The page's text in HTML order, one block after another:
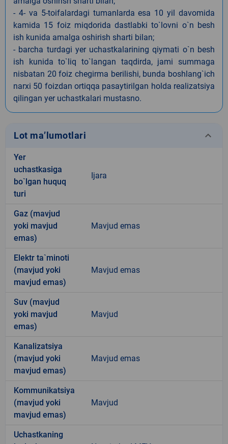
- 4- va 5-toifalardagi tumanlarda esa 10 yil davomida
kamida 15 foiz miqdorida dastlabki to`lovni o`n besh
ish kunida amalga oshirish sharti bilan;
- barcha turdagi yer uchastkalarining qiymati o`n besh
ish kunida to`liq to`langan taqdirda, jami summaga
nisbatan 20 foiz chegirma berilishi, bunda boshlang`ich
narxi 50 foizdan ortiqqa pasaytirilgan holda realizatsiya
qilingan yer uchastkalari mustasno.
Lot ma’lumotlari keyboard_arrow_down
Yer
uchastkasiga
bo`lgan huquq
turi
Ijara
Gaz (mavjud
yoki mavjud
emas)
Mavjud emas
Elektr ta`minoti
(mavjud yoki
mavjud emas)
Mavjud emas
Suv (mavjud
yoki mavjud
emas)
Mavjud
Kanalizatsiya
(mavjud yoki
mavjud emas)
Mavjud emas
Kommunikatsiya
(mavjud yoki
mavjud emas)
Mavjud
Uchastkaning